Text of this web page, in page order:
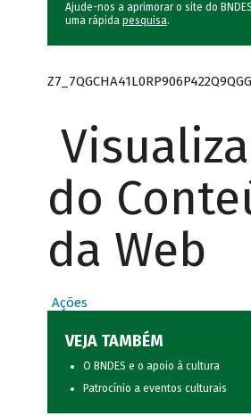
Ajude-nos a aprimorar o site do
uma rápida pesquisa.
do
da Web
Ações
VEJA TAMBÉM
O BNDES e o apoio à cultura
Patrocínio a eventos culturais